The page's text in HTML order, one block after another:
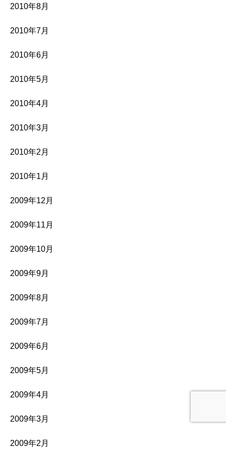
2010年8月
2010年7月
2010年6月
2010年5月
2010年4月
2010年3月
2010年2月
2010年1月
2009年12月
2009年11月
2009年10月
2009年9月
2009年8月
2009年7月
2009年6月
2009年5月
2009年4月
2009年3月
2009年2月